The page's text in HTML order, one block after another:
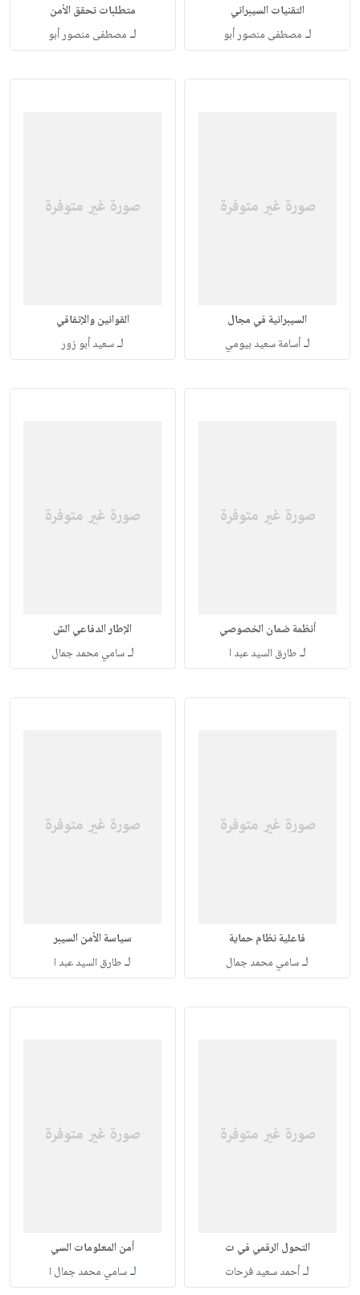
التقنيات السيبراني
لـ مصطفى منصور أبو
متطلبات تحقق الأمن
لـ مصطفى منصور أبو
السيبرانية في مجال
لـأسامة سعيد بيومي
القوانين والإتفاقي
لـسعيد أبو زور
أنظمة ضمان الخصوصي
لـطارق السيد عبد ا
الإطار الدفاعي الش
لـسامي محمد جمال
فاعلية نظام حماية
لـسامي محمد جمال
سياسة الأمن السيبر
لـطارق السيد عبد ا
التحول الرقمي في ت
لـأحمد سعيد فرحات
أمن المعلومات السي
لـسامي محمد جمال ا